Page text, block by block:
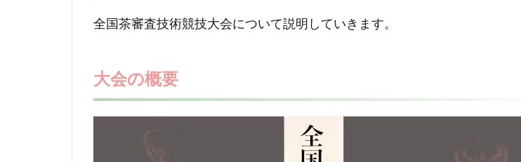
全国茶審査技術競技大会について説明していきます。
大会の概要